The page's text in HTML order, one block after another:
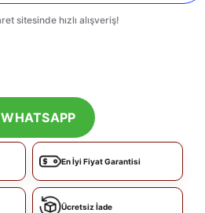
WHATSAPP
En İyi Fiyat Garantisi
Ücretsiz İade